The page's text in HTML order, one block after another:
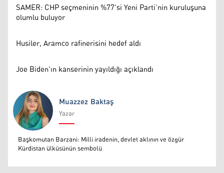
SAMER: CHP seçmeninin %77'si Yeni Parti’nin kuruluşuna
olumlu buluyor
Husiler, Aramco rafinerisini hedef aldı
Joe Biden'ın kanserinin yayıldığı açıklandı
Muazzez Baktaş
Muazzez Baktaş
Yazar
Başkomutan Barzani: Milli iradenin, devlet aklının ve özgür
Kürdistan ülküsünün sembolü